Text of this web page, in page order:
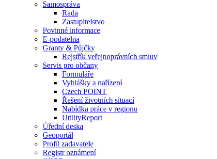
Samospráva
Rada
Zastupitelstvo
Povinné informace
E-podatelna
Granty & Půjčky
Rejstřík veřejnoprávních smluv
Servis pro občany
Formuláře
Vyhlášky a nařízení
Czech POINT
Řešení životních situací
Nabídka práce v regionu
UtilityReport
Úřední deska
Geoportál
Profil zadavatele
Registr oznámení